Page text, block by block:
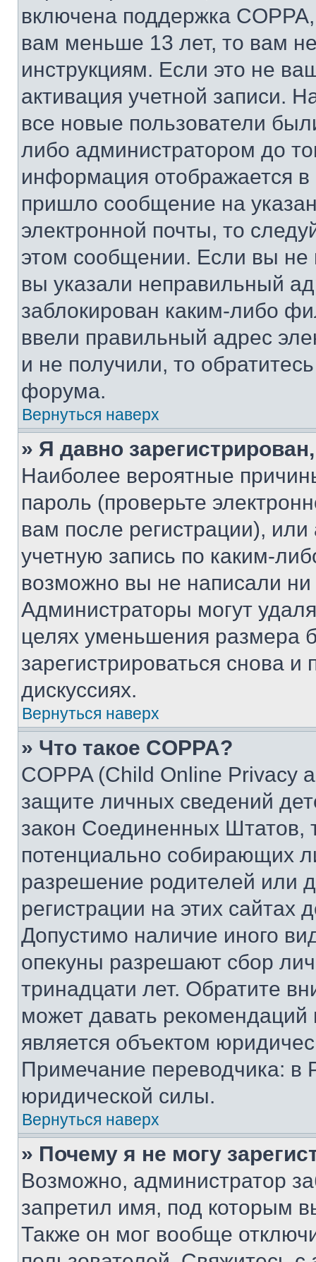
включена поддержка
вам меньше 13 лет, то вам
инструкциям. Если это не
активация учетной записи.
все новые пользователи
либо администратором до
информация отображается
пришло сообщение на
электронной почты, то
этом сообщении. Если вы
вы указали неправильный
заблокирован каким-либо
ввели правильный адрес
и не получили, то
форума.
Вернуться наверх
» Я давно
Наиболее вероятные
пароль (проверьте
вам после регистрации),
учетную запись по каким-
возможно вы не написали
Администраторы могут
целях уменьшения размера
зарегистрироваться снова и
дискуссиях.
Вернуться наверх
» Что такое COPPA?
COPPA (Child Online Privacy
защите личных сведений
закон Соединенных Штатов,
потенциально собирающих
разрешение родителей или
регистрации на этих сайтах
Допустимо наличие иного
опекуны разрешают сбор
тринадцати лет. Обратите
может давать
является объектом
Примечание переводчика: в
юридической силы.
Вернуться наверх
» Почему я не могу
Возможно, администратор
запретил имя, под которым
Также он мог вообще